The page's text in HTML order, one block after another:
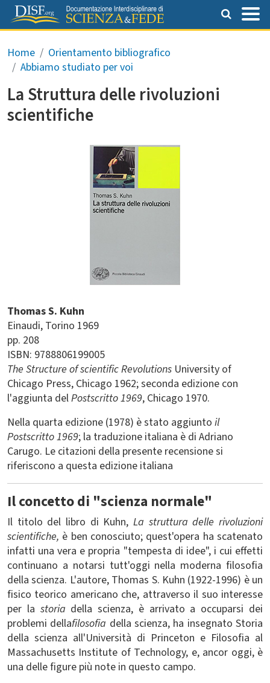
Salta al contenuto principale
Briciole di pane
Home
Orientamento bibliografico
Abbiamo studiato per voi
La Struttura delle rivoluzioni
scientifiche
Thomas S. Kuhn
Einaudi Torino 1969
pp. 208
ISBN: 9788806199005
The Structure of scientific Revolutions University of
Chicago Press, Chicago 1962; seconda edizione con
l'aggiunta delPostscritto 1969, Chicago 1970.
Nella quarta edizione (1978) è stato aggiunto il
Postscritto 1969; la traduzione italiana è di Adriano
Carugo. Le citazioni della presente recensione si
riferiscono a questa edizione italiana
Il concetto di "scienza normale"
Il titolo del libro di Kuhn, La struttura delle rivoluzioni
scientifiche, è ben conosciuto; quest'opera ha scatenato
infatti una vera e propria "tempesta di idee", i cui effetti
continuano a notarsi tutt'oggi nella moderna filosofia
della scienza. L'autore, Thomas S. Kuhn (1922-1996) è un
fisico teorico americano che, attraverso il suo interesse
per la storia della scienza, è arrivato a occuparsi dei
problemi dellafilosofia della scienza, ha insegnato Storia
della scienza all'Università di Princeton e Filosofia al
Massachusetts Institute of Technology, e, ancor oggi, è
una delle figure più note in questo campo.